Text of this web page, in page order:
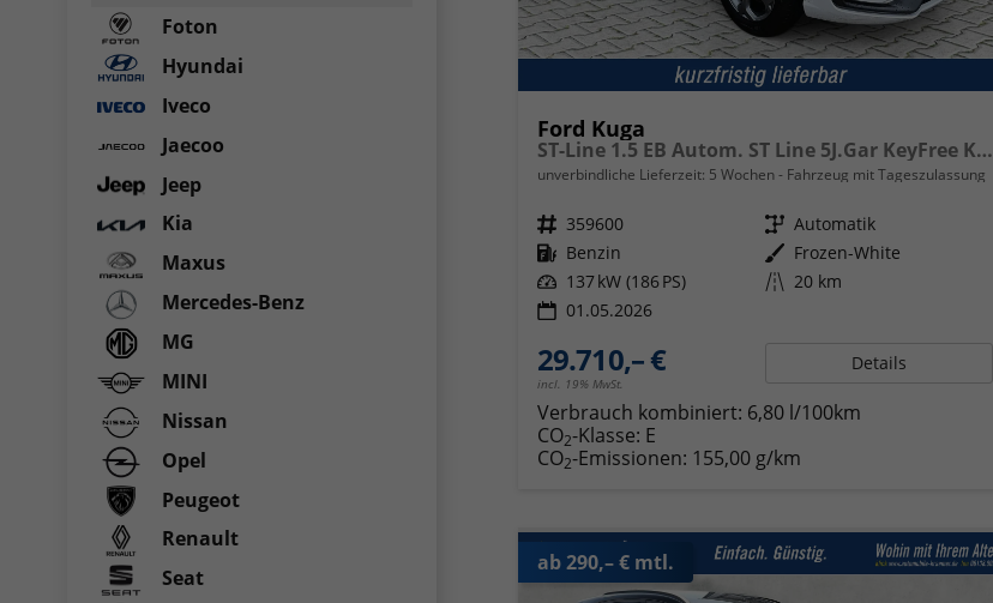
Ford Kuga
ST-Line 1.5 EB Autom. ST Line 5J.Gar KeyFree Kamera
unverbindliche Lieferzeit: 5 Wochen Fahrzeug mit Tageszulassung
Fahrzeugnr. 359600 Getriebe Automatik
Kraftstoff Benzin Außenfarbe Frozen-White
Leistung 137 kW (186 PS) Kilometerstand 20 km
01.05.2026
29.710,– €
incl. 19% MwSt.
Details
Verbrauch kombiniert: 6,80 l/100km
CO2-Klasse: E
CO2-Emissionen: 155,00 g/km
ab 290,– € mtl.
Foton
Hyundai
Iveco
Jaecoo
Jeep
Kia
Maxus
Mercedes-Benz
MG
MINI
Nissan
Opel
Peugeot
Renault
Seat